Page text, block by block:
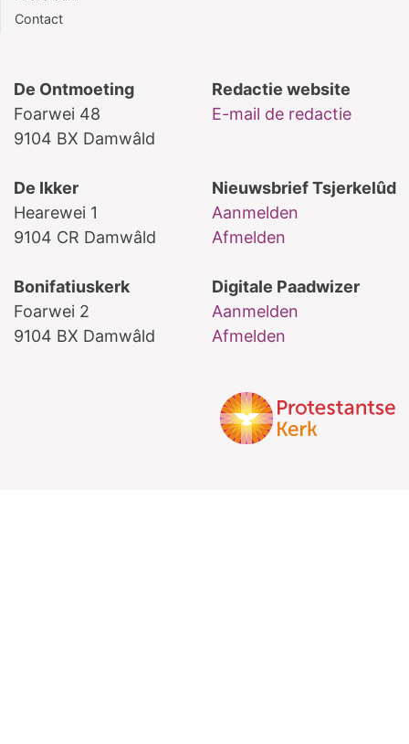
Contact
De Ontmoeting
Foarwei 48
9104 BX Damwâld
Redactie website
E-mail de redactie
De Ikker
Hearewei 1
9104 CR Damwâld
Nieuwsbrief Tsjerkelûd
Aanmelden
Afmelden
Bonifatiuskerk
Foarwei 2
9104 BX Damwâld
Digitale Paadwizer
Aanmelden
Afmelden